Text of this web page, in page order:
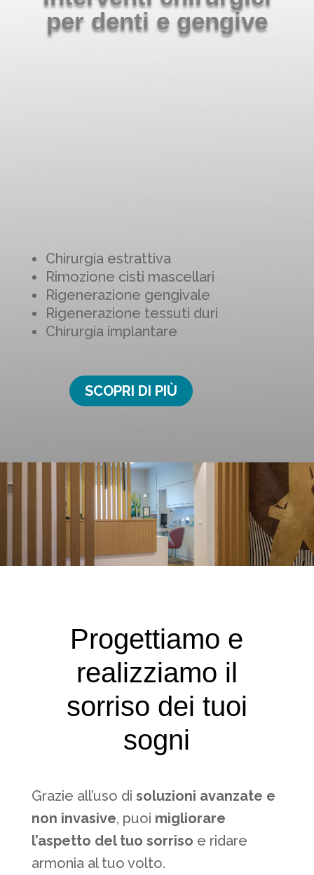
per denti e gengive
Chirurgia estrattiva
Rimozione cisti mascellari
Rigenerazione gengivale
Rigenerazione tessuti duri
Chirurgia implantare
SCOPRI DI PIÙ
Progettiamo e
realizziamo il
sorriso dei tuoi
sogni
Grazie all’uso di soluzioni avanzate e
non invasive, puoi migliorare
l’aspetto del tuo sorriso e ridare
armonia al tuo volto.